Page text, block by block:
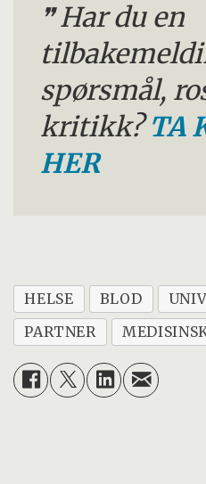
Har du en
spørsmål,
kritikk?TA
HER
HELSE BLOD
PARTNER